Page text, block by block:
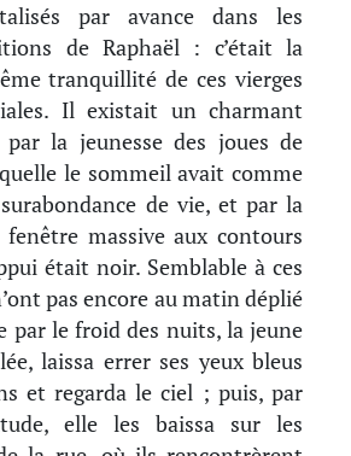
par avance dans les
de Raphaël : c’était la
tranquillité de ces vierges
Il existait un charmant
la jeunesse des joues de
le sommeil avait comme
de vie, et par la
massive aux contours
était noir. Semblable à ces
pas encore au matin déplié
par le froid des nuits, la jeune
laissa errer ses yeux bleus
et regarda le ciel ; puis, par
elle les baissa sur les